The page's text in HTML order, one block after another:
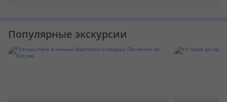
Популярные экскурсии